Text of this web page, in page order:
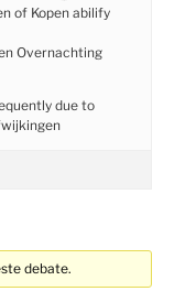
of Kopen abilify
Overnachting
due to
debate.